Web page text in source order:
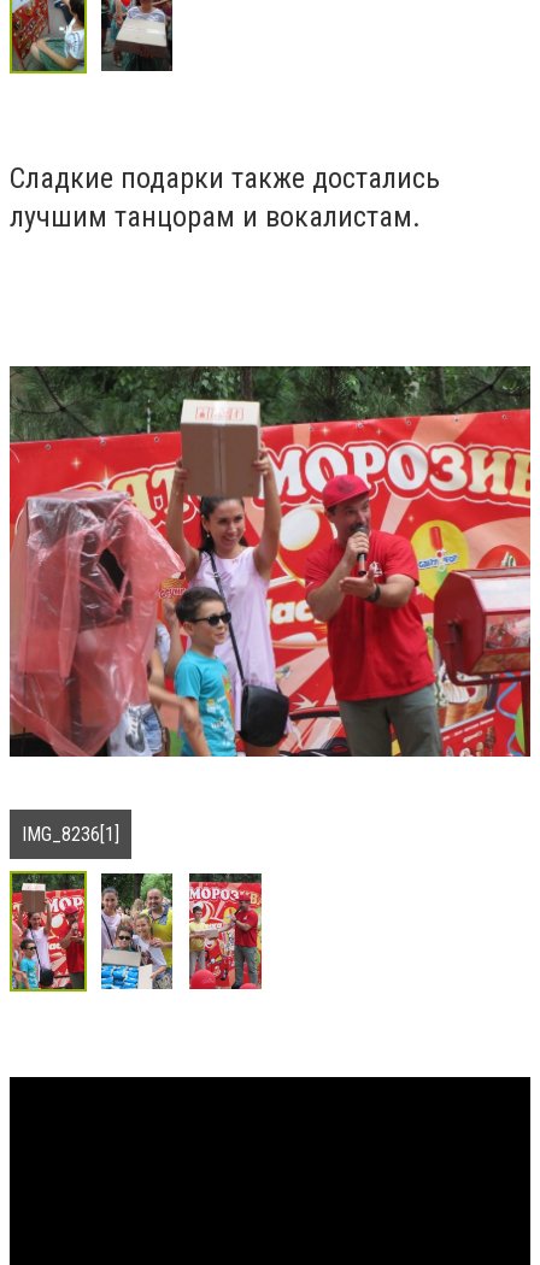
Сладкие подарки также достались
лучшим танцорам и вокалистам.
IMG_8236[1]